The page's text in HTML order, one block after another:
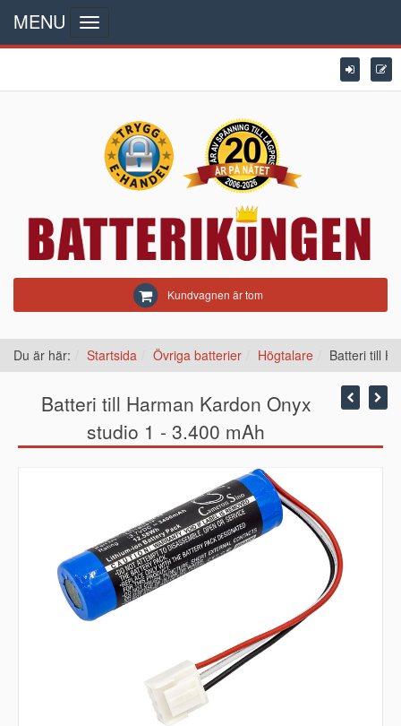
Kundvagnen är tom
MENU
Toggle
navigation
Du är här: Startsida Övriga batterier Högtalare Batteri till
Batteri till Harman Kardon Onyx
studio 1 - 3.400 mAh